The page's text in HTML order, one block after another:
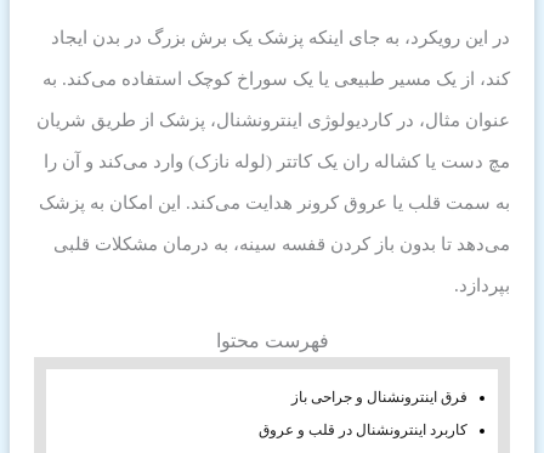
در این رویکرد، به جای اینکه پزشک یک برش بزرگ در بدن ایجاد
کند، از یک مسیر طبیعی یا یک سوراخ کوچک استفاده می‌کند. به
عنوان مثال، در کاردیولوژی اینترونشنال، پزشک از طریق شریان
مچ دست یا کشاله ران یک کاتتر (لوله نازک) وارد می‌کند و آن را
به سمت قلب یا عروق کرونر هدایت می‌کند. این امکان به پزشک
می‌دهد تا بدون باز کردن قفسه سینه، به درمان مشکلات قلبی
بپردازد.
فهرست محتوا
فرق اینترونشنال و جراحی باز
کاربرد اینترونشنال در قلب و عروق